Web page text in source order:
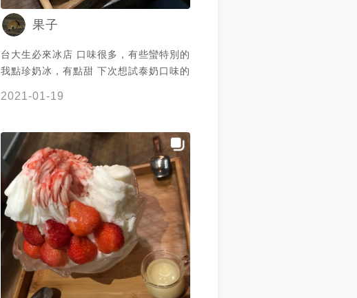
果子
台大生必來冰店 口味很多，有些蠻特別的
我點珍奶冰，有點甜 下次想試泰奶口味的
2021-01-19